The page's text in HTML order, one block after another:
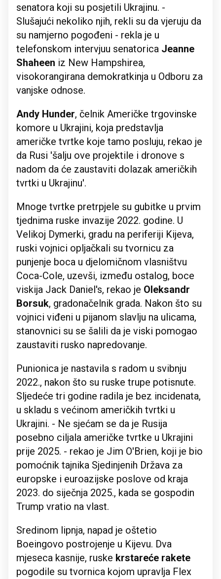
senatora koji su posjetili Ukrajinu. -
Slušajući nekoliko njih, rekli su da vjeruju da
su namjerno pogođeni - rekla je u
telefonskom intervjuu senatorica Jeanne
Shaheen iz New Hampshirea,
visokorangirana demokratkinja u Odboru za
vanjske odnose.
Andy Hunder, čelnik Američke trgovinske
komore u Ukrajini, koja predstavlja
američke tvrtke koje tamo posluju, rekao je
da Rusi 'šalju ove projektile i dronove s
nadom da će zaustaviti dolazak američkih
tvrtki u Ukrajinu'.
Mnoge tvrtke pretrpjele su gubitke u prvim
tjednima ruske invazije 2022. godine. U
Velikoj Dymerki, gradu na periferiji Kijeva,
ruski vojnici opljačkali su tvornicu za
punjenje boca u djelomičnom vlasništvu
Coca-Cole, uzevši, između ostalog, boce
viskija Jack Daniel's, rekao je Oleksandr
Borsuk, gradonačelnik grada. Nakon što su
vojnici viđeni u pijanom slavlju na ulicama,
stanovnici su se šalili da je viski pomogao
zaustaviti rusko napredovanje.
Punionica je nastavila s radom u svibnju
2022., nakon što su ruske trupe potisnute.
Sljedeće tri godine radila je bez incidenata,
u skladu s većinom američkih tvrtki u
Ukrajini. - Ne sjećam se da je Rusija
posebno ciljala američke tvrtke u Ukrajini
prije 2025. - rekao je Jim O'Brien, koji je bio
pomoćnik tajnika Sjedinjenih Država za
europske i euroazijske poslove od kraja
2023. do siječnja 2025., kada se gospodin
Trump vratio na vlast.
Sredinom lipnja, napad je oštetio
Boeingovo postrojenje u Kijevu. Dva
mjeseca kasnije, ruske krstareće rakete
pogodile su tvornica kojom upravlja Flex